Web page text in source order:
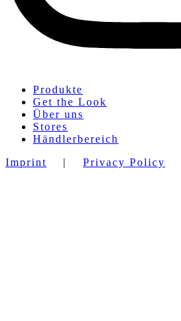
Produkte
Get the Look
Über uns
Stores
Händlerbereich
Imprint
| Privacy Policy